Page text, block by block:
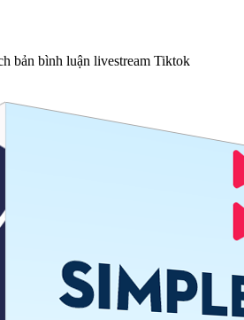
bản bình luận livestream Tiktok